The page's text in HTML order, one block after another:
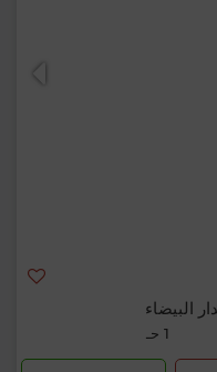
البيضاء
1 حـ